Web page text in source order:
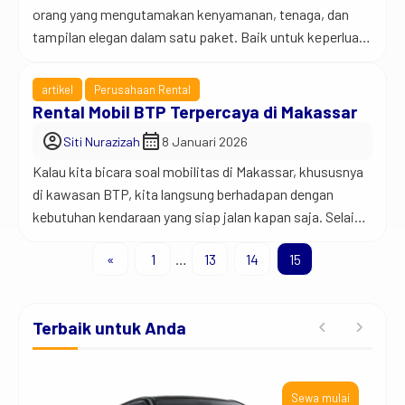
orang yang mengutamakan kenyamanan, tenaga, dan
tampilan elegan dalam satu paket. Baik untuk keperluan
selalu memberi kesan percaya diri di jalan. Karena alasan
itulah, Wira Rent Car menyediakan layanan sewa
Fortuner yang siap menemani berbagai kebutuhan
perjalananmu. Jadi begini… Fortuner bukan […]
artikel Perusahaan Rental
Rental Mobil BTP Terpercaya di Makassar
account_circleSiti Nurazizah calendar_month 8 Januari 2026
Kalau kita bicara soal mobilitas di Makassar, khususnya
di kawasan BTP, kita langsung berhadapan dengan
kebutuhan kendaraan yang siap jalan kapan saja. Selain
karena aktivitas di area ini cukup padat, banyak orang
juga membutuhkan transportasi yang praktis dan tidak
diketahui […]
« 1 … 13 14 15
Terbaik untuk Anda
Sewa mulai